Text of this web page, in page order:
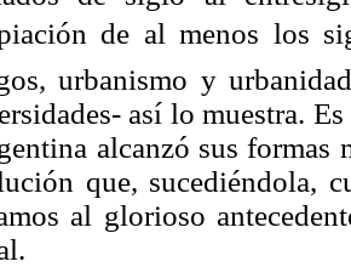
de al menos los
urbanismo y
así lo muestra.
alcanzó sus formas
que, sucediéndola,
al glorioso